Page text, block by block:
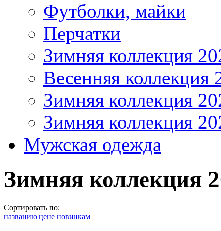
Футболки, майки
Перчатки
Зимняя коллекция
Весенняя коллекция
Зимняя коллекция
Зимняя коллекция
Мужская одежда
Зимняя коллекция
Сортировать по:
названию цене новинкам